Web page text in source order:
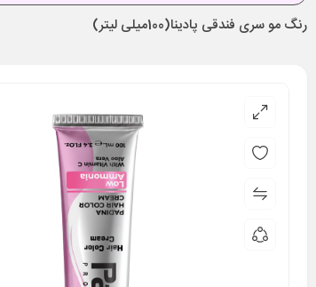
رنگ مو سری فندقی پادینا(100میلی لیتر)